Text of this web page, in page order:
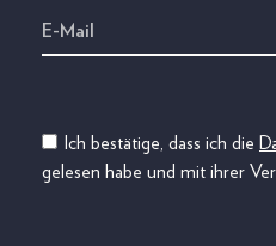
Ich bestätige, dass ich die
gelesen habe und mit ihrer